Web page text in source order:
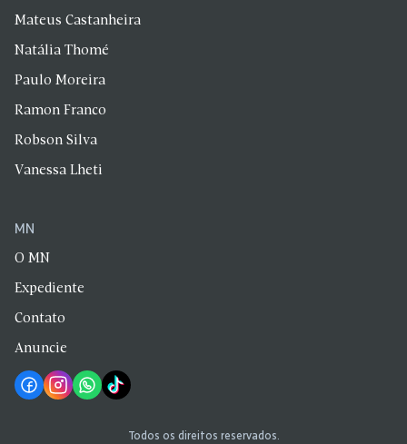
Mateus Castanheira
Natália Thomé
Paulo Moreira
Ramon Franco
Robson Silva
Vanessa Lheti
MN
O MN
Expediente
Contato
Anuncie
Todos os direitos reservados.